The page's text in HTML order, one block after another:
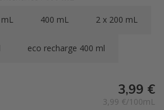
400 mL 2 x 200 mL
eco recharge 400 ml
3,99 €
3,99 €/100mL